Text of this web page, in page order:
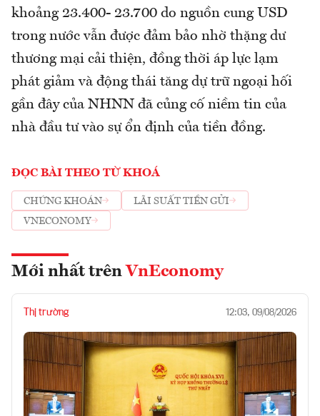
khoảng 23.400- 23.700 do nguồn cung USD
trong nước vẫn được đảm bảo nhờ thặng dư
thương mại cải thiện, đồng thời áp lực lạm
phát giảm và động thái tăng dự trữ ngoại hối
gần đây của NHNN đã củng cố niềm tin của
nhà đầu tư vào sự ổn định của tiền đồng.
ĐỌC BÀI THEO TỪ KHOÁ
CHỨNG KHOÁN
LÃI SUẤT TIỀN GỬI
VNECONOMY
Mới nhất trên VnEconomy
Thị trường 12:03, 09/08/2026